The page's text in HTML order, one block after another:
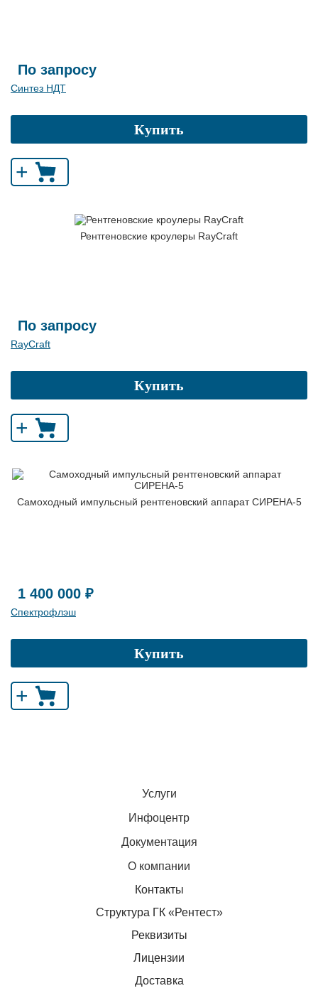
По запросу
Синтез НДТ
Купить
+
Рентгеновские кроулеры RayCraft
По запросу
RayCraft
Купить
+
Самоходный импульсный рентгеновский аппарат СИРЕНА-5
1 400 000 ₽
Спектрофлэш
Купить
+
Услуги
Инфоцентр
Документация
О компании
Контакты
Структура ГК «Рентест»
Реквизиты
Лицензии
Доставка